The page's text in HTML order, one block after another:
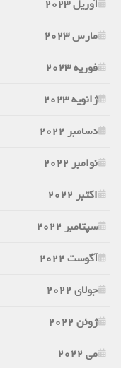
آوریل 2023
مارس 2023
فوریه 2023
ژانویه 2023
دسامبر 2022
نوامبر 2022
اکتبر 2022
سپتامبر 2022
آگوست 2022
جولای 2022
ژوئن 2022
می 2022